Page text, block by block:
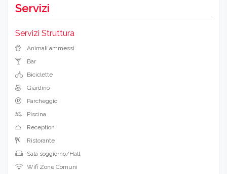
Servizi
Servizi Struttura
Animali ammessi
Bar
Biciclette
Giardino
Parcheggio
Piscina
Reception
Ristorante
Sala soggiorno/Hall
Wifi Zone Comuni